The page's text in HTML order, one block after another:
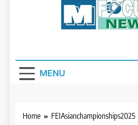
MENU
Home FEIAsianchampionships2025